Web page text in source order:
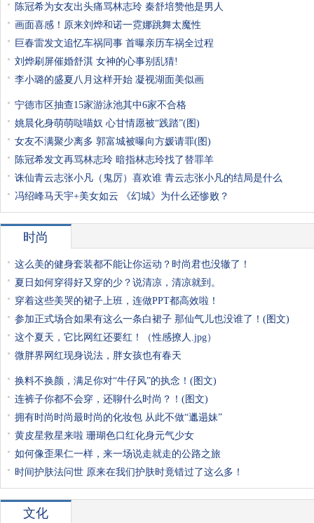
陈冠希为女友出头痛骂林志玲 秦舒培赞他是男人
画面喜感！原来刘烨和诺一霓娜跳舞太魔性
巨春雷发文追忆车祸同事 首曝亲历车祸全过程
刘烨刷屏催婚舒淇 女神的心事别乱猜!
李小璐的盛夏八月这样开始 凝视湖面美似画
宁德市区抽查15家游泳池其中6家不合格
姚晨化身萌萌哒喵奴 心甘情愿被“践踏”(图)
女友不满聚少离多 郭富城被曝向方媛请罪(图)
陈冠希发文再骂林志玲 暗指林志玲找了替罪羊
诛仙青云志张小凡（鬼厉）喜欢谁 青云志张小凡的结局是什么
冯绍峰马天宇+美女如云 《幻城》为什么还惨败？
时尚
这么美的健身套装都不能让你运动？时尚君也没辙了！
夏日如何穿得好又穿的少？说清凉，清凉就到。
穿着这些美哭的裙子上班，连做PPT都高效啦！
参加正式场合如果有这么一条白裙子 那仙气儿也没谁了！(图文)
这个夏天，它比网红还要红！（性感撩人.jpg）
微胖界网红现身说法，胖女孩也有春天
换料不换颜，满足你对“牛仔风”的执念！(图文)
连裤子你都不会穿，还聊什么时尚？！(图文)
拥有时尚时尚最时尚的化妆包 从此不做“邋遢妹”
黄皮星救星来啦 珊瑚色口红化身元气少女
如何像歪果仁一样，来一场说走就走的公路之旅
时间护肤法问世 原来在我们护肤时竟错过了这么多！
文化